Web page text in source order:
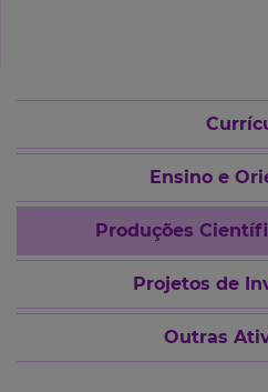
Ensino e
Produções
Projetos de
Outras